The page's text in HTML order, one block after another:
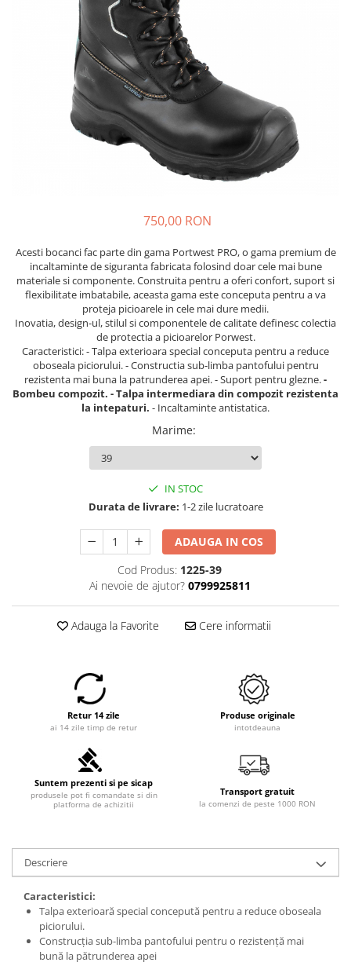
750,00 RON
Acesti bocanci fac parte din gama Portwest PRO, o gama premium de
incaltaminte de siguranta fabricata folosind doar cele mai bune
materiale si componente. Construita pentru a oferi confort, suport si
flexibilitate imbatabile, aceasta gama este conceputa pentru a va
proteja picioarele in cele mai dure medii.
Inovatia, design-ul, stilul si componentele de calitate definesc colectia
de protectia a picioarelor Porwest.
Caracteristici: - Talpa exterioara special conceputa pentru a reduce
oboseala piciorului. - Constructia sub-limba pantofului pentru
rezistenta mai buna la patrunderea apei. - Suport pentru glezne.-
Bombeu compozit. - Talpa intermediara din compozit rezistenta
la intepaturi. - Incaltaminte antistatica.
Marime:
IN STOC
Durata de livrare: 1-2 zile lucratoare
ADAUGA IN COS
Cod Produs: 1225-39
Ai nevoie de ajutor? 0799925811
Adauga la Favorite Cere informatii
Retur 14 zile
ai 14 zile timp de retur
Produse originale
intotdeauna
Suntem prezenti si pe sicap
produsele pot fi comandate si din
platforma de achizitii
Transport gratuit
la comenzi de peste 1000 RON
Descriere
Caracteristici:
Talpa exterioară special concepută pentru a reduce oboseala
piciorului.
Construcția sub-limba pantofului pentru o rezistență mai
bună la pătrunderea apei